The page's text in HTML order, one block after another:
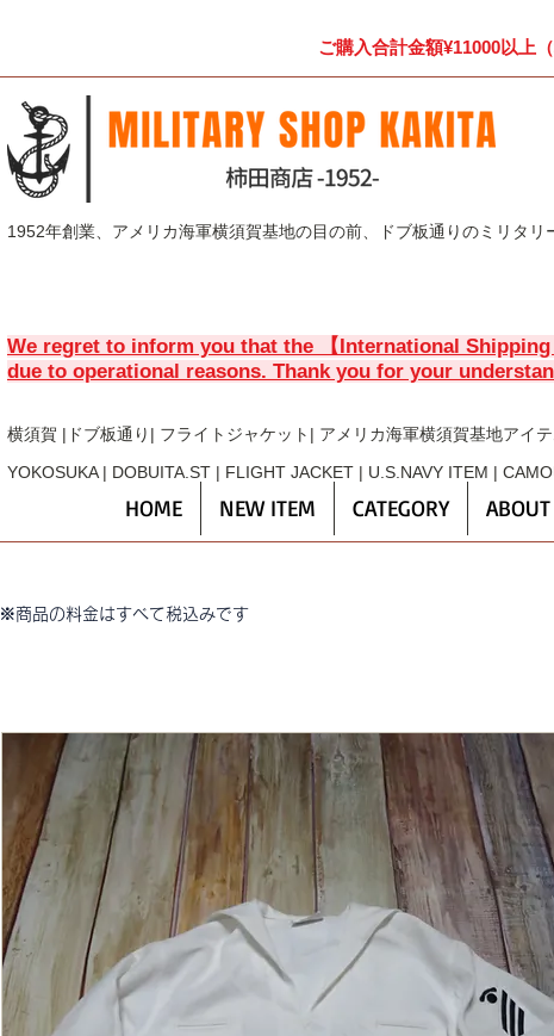
ご購入合計金額¥11000以上
1952年創業、アメリカ海軍横須賀基地の目の前、ドブ板通りのミリタリ
We regret to inform you that the 【International
due to operational reasons. Thank you for your
横須賀 |ドブ板通り| フライト ジャケット| アメリカ海軍横須賀基地アイ
YOKOSUKA | DOBUITA.ST | FLIGHT JACKET | U.S.NAVY ITEM |
HOME NEW ITEM CATEGORY ABOUT
※商品の料金はすべて税込みです